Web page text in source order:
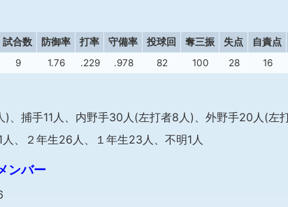
試合数 防御率 打率 守備率 投球回 奪三振 失点 自責点
9 1.76 .229 .978 82 100 28 16
)、捕手11人、内野手30人(左打者8人)、外野手20人(左
、２年生26人、１年生23人、不明1人
ンバー